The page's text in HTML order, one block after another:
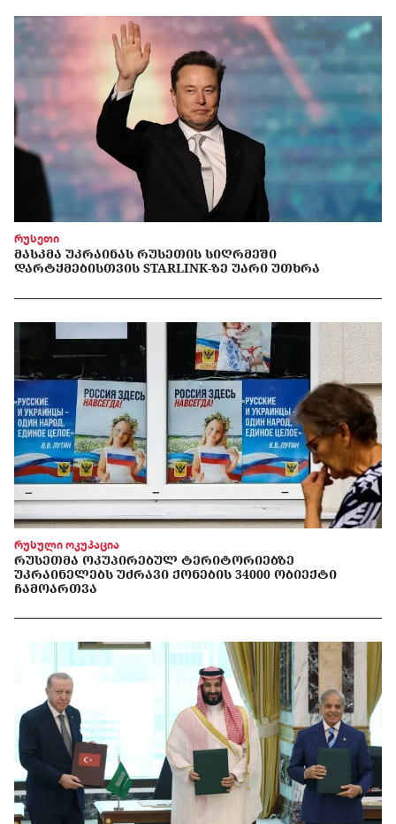
რუსეთი
ᲛᲐᲡᲙᲛᲐ ᲣᲙᲠᲐᲘᲜᲐᲡ ᲠᲣᲡᲔᲗᲘᲡ ᲡᲘᲦᲠᲛᲔᲨᲘ
ᲓᲐᲠᲢᲧᲛᲔᲑᲘᲡᲗᲕᲘᲡ STARLINK-ᲖᲔ ᲣᲐᲠᲘ ᲣᲗᲮᲠᲐ
რუსული ოკუპაცია
ᲠᲣᲡᲔᲗᲛᲐ ᲝᲙᲣᲞᲘᲠᲔᲑᲣᲚ ᲢᲔᲠᲘᲢᲝᲠᲘᲔᲑᲖᲔ
ᲣᲙᲠᲐᲘᲜᲔᲚᲔᲑᲡ ᲣᲫᲠᲐᲕᲘ ᲥᲝᲜᲔᲑᲘᲡ 34000 ᲝᲑᲘᲔᲥᲢᲘ
ᲩᲐᲛᲝᲐᲠᲗᲕᲐ